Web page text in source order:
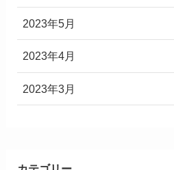
2023年5月
2023年4月
2023年3月